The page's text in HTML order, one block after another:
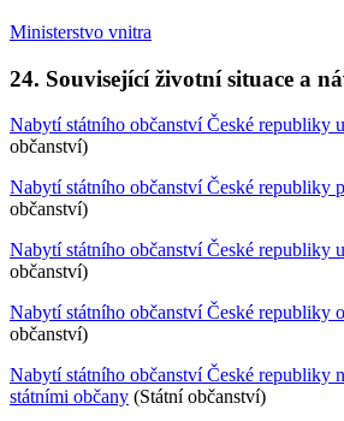
Ministerstvo vnitra
24. Související životní situace a
Nabytí státního občanství České republiky
občanství)
Nabytí státního občanství České republiky
občanství)
Nabytí státního občanství České republiky
občanství)
Nabytí státního občanství České republiky
občanství)
Nabytí státního občanství České republiky
státními občany (Státní občanství)